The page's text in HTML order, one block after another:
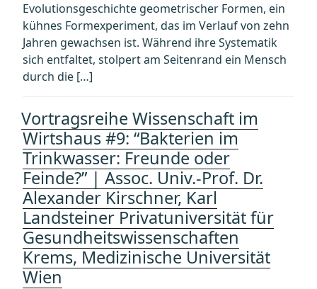
Evolutionsgeschichte geometrischer Formen, ein
kühnes Formexperiment, das im Verlauf von zehn
Jahren gewachsen ist. Während ihre Systematik
sich entfaltet, stolpert am Seitenrand ein Mensch
durch die […]
Vortragsreihe Wissenschaft im
Wirtshaus #9: “Bakterien im
Trinkwasser: Freunde oder
Feinde?” | Assoc. Univ.-Prof. Dr.
Alexander Kirschner, Karl
Landsteiner Privatuniversität für
Gesundheitswissenschaften
Krems, Medizinische Universität
Wien